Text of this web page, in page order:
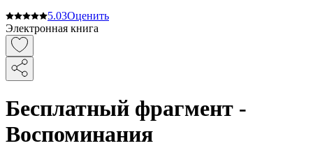
5.03Оценить
Электронная книга
Бесплатный фрагмент -
Воспоминания